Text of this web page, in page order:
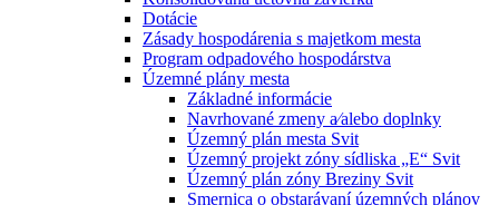
Dotácie
Zásady hospodárenia s majetkom mesta
Program odpadového hospodárstva
Územné plány mesta
Základné informácie
Navrhované zmeny a⁄alebo doplnky
Územný plán mesta Svit
Územný projekt zóny sídliska „E“ Svit
Územný plán zóny Breziny Svit
Smernica o obstarávaní územných plánov